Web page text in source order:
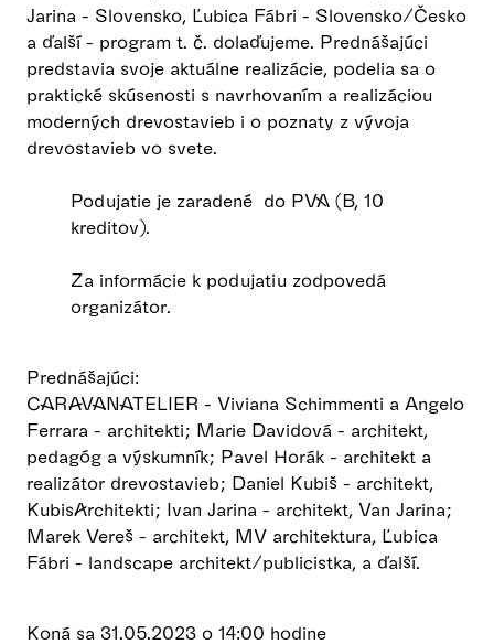
Jarina - Slovensko, Ľubica Fábri - Slovensko/Česko
a ďalší - program t. č. dolaďujeme. Prednášajúci
predstavia svoje aktuálne realizácie, podelia sa o
praktické skúsenosti s navrhovaním a realizáciou
moderných drevostavieb i o poznaty z vývoja
drevostavieb vo svete.
Podujatie je zaradené do PVA (B, 10
kreditov).
Za informácie k podujatiu zodpovedá
organizátor.
Prednášajúci:
CARAVANATELIER - Viviana Schimmenti a Angelo
Ferrara - architekti; Marie Davidová - architekt,
pedagóg a výskumník; Pavel Horák - architekt a
realizátor drevostavieb; Daniel Kubiš - architekt,
KubisArchitekti; Ivan Jarina - architekt, Van Jarina;
Marek Vereš - architekt, MV architektura, Ľubica
Fábri - landscape architekt/publicistka, a ďalší.
Koná sa 31.05.2023 o 14:00 hodine